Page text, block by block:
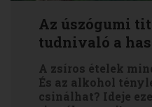
Az úszógumi
tudnivaló a
A zsíros ételek
És az alkohol
csinálhat? Ideje